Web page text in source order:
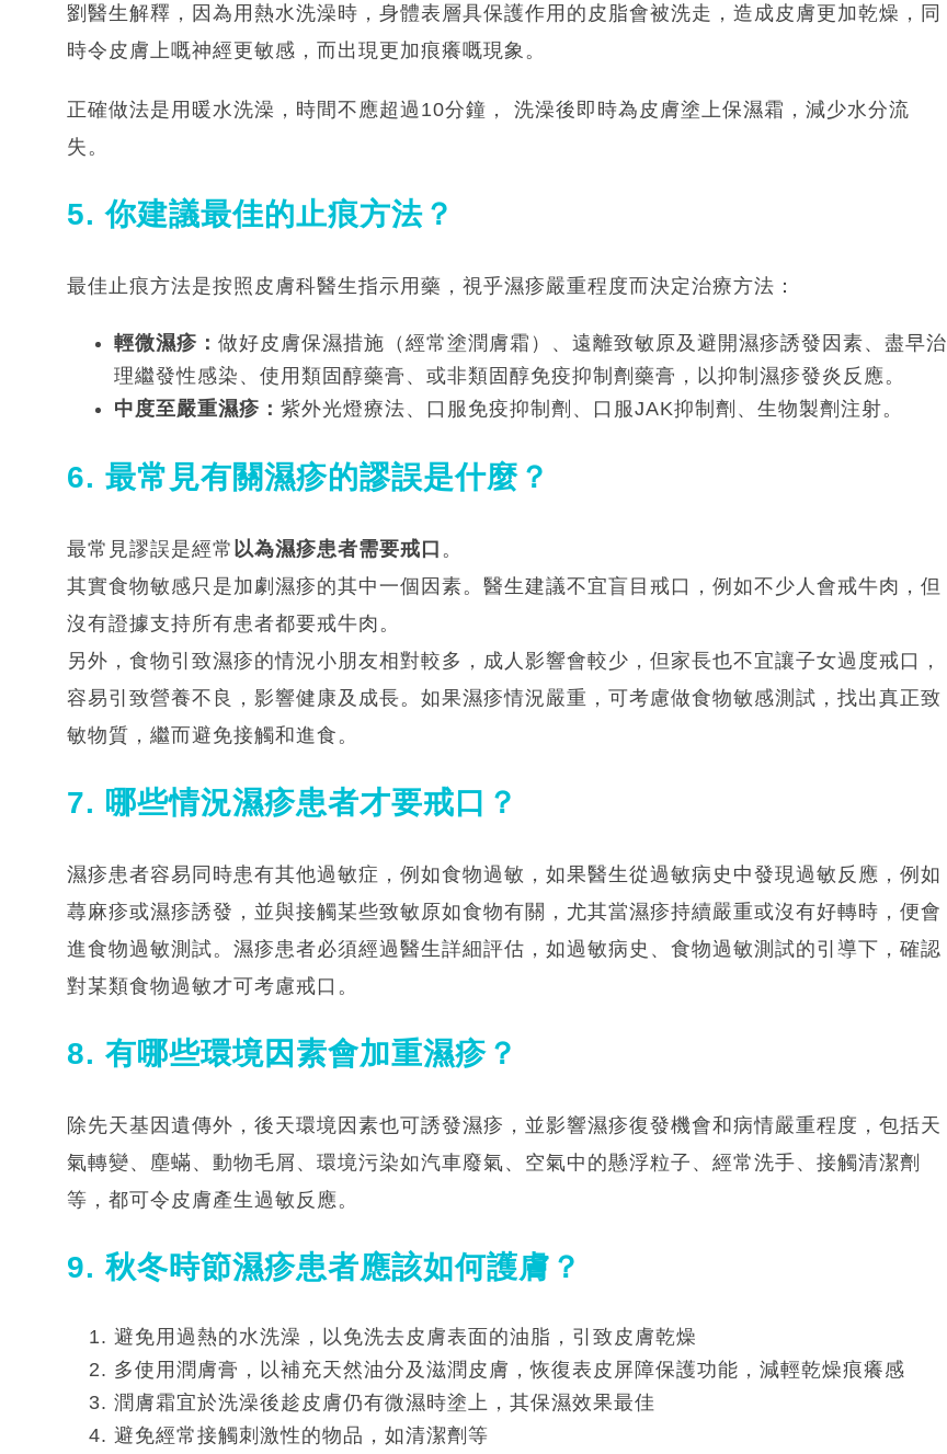
劉醫生解釋，因為用熱水洗澡時，身體表層具保護作用的皮脂會被洗走，造成皮膚更加乾燥，同
時令皮膚上嘅神經更敏感，而出現更加痕癢嘅現象。
正確做法是用暖水洗澡，時間不應超過10分鐘， 洗澡後即時為皮膚塗上保濕霜，減少水分流
失。
5. 你建議最佳的止痕方法？
最佳止痕方法是按照皮膚科醫生指示用藥，視乎濕疹嚴重程度而決定治療方法：
輕微濕疹： 做好皮膚保濕措施（經常塗潤膚霜）、遠離致敏原及避開濕疹誘發因素、盡早治
理繼發性感染、使用類固醇藥膏、或非類固醇免疫抑制劑藥膏，以抑制濕疹發炎反應。
中度至嚴重濕疹： 紫外光燈療法、口服免疫抑制劑、口服JAK抑制劑、生物製劑注射。
6. 最常見有關濕疹的謬誤是什麼？
最常見謬誤是經常 以為濕疹患者需要戒口 。
其實食物敏感只是加劇濕疹的其中一個因素。醫生建議不宜盲目戒口，例如不少人會戒牛肉，但
沒有證據支持所有患者都要戒牛肉。
另外，食物引致濕疹的情況小朋友相對較多，成人影響會較少，但家長也不宜讓子女過度戒口，
容易引致營養不良，影響健康及成長。如果濕疹情況嚴重，可考慮做食物敏感測試，找出真正致
敏物質，繼而避免接觸和進食。
7. 哪些情況濕疹患者才要戒口？
濕疹患者容易同時患有其他過敏症，例如食物過敏，如果醫生從過敏病史中發現過敏反應，例如
蕁麻疹或濕疹誘發，並與接觸某些致敏原如食物有關，尤其當濕疹持續嚴重或沒有好轉時，便會
進食物過敏測試。濕疹患者必須經過醫生詳細評估，如過敏病史、食物過敏測試的引導下，確認
對某類食物過敏才可考慮戒口。
8. 有哪些環境因素會加重濕疹？
除先天基因遺傳外，後天環境因素也可誘發濕疹，並影響濕疹復發機會和病情嚴重程度，包括天
氣轉變、塵蟎、動物毛屑、環境污染如汽車廢氣、空氣中的懸浮粒子、經常洗手、接觸清潔劑
等，都可令皮膚產生過敏反應。
9. 秋冬時節濕疹患者應該如何護膚？
避免用過熱的水洗澡，以免洗去皮膚表面的油脂，引致皮膚乾燥
多使用潤膚膏，以補充天然油分及滋潤皮膚，恢復表皮屏障保護功能，減輕乾燥痕癢感
潤膚霜宜於洗澡後趁皮膚仍有微濕時塗上，其保濕效果最佳
避免經常接觸刺激性的物品，如清潔劑等